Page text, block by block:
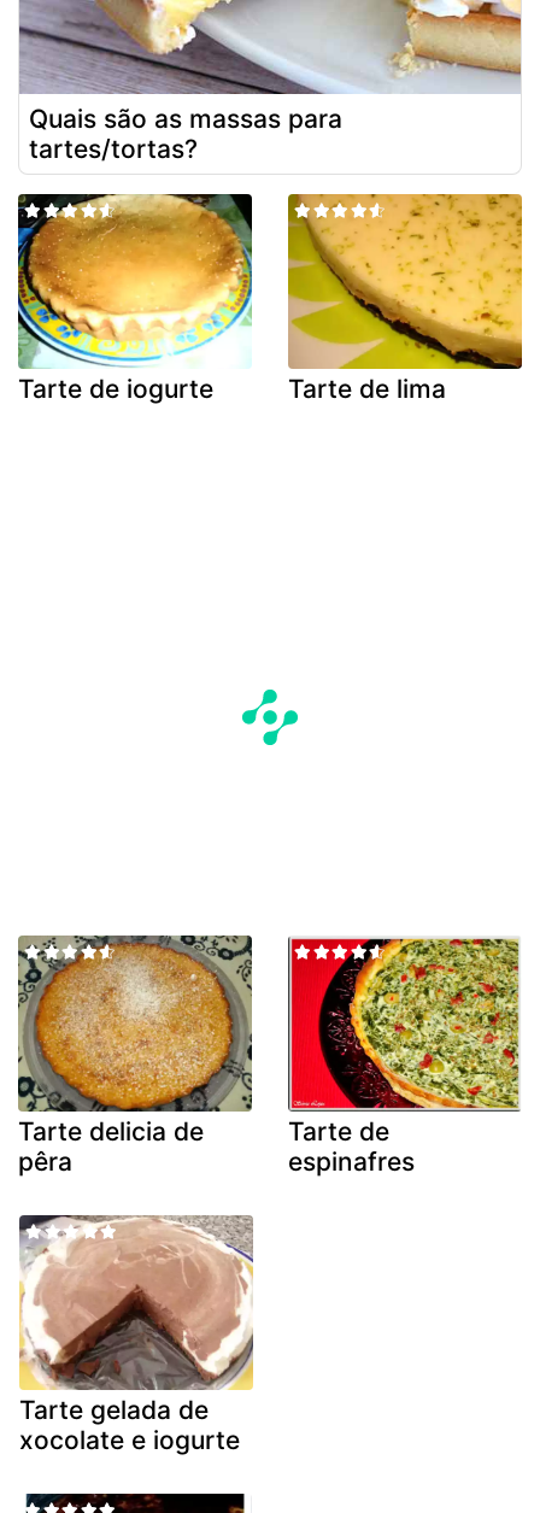
Quais são as massas para
tartes/tortas?
Tarte de iogurte Tarte de lima
Tarte delicia de
pêra
Tarte de
espinafres
Tarte gelada de
xocolate e iogurte